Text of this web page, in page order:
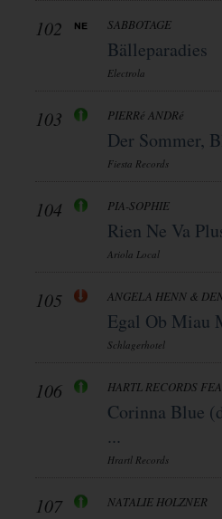
102 SABBOTAGE
Bälleparadies
Electrola
103 PIERRé ANDRé
Der Sommer,
Fiesta Records
104 PIA-SOPHIE
Rien Ne Va
Ariola Local
105 ANGELA HENN &
Egal Ob Miau
Schlagerhotel
106 HARTL RECORDS
Corinna Blue
...
Hrartl Records
107 NATALIE HOLZNER